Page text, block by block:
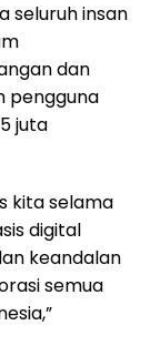
seluruh insan
dan
pengguna
juta
kita selama
digital
keandalan
semua